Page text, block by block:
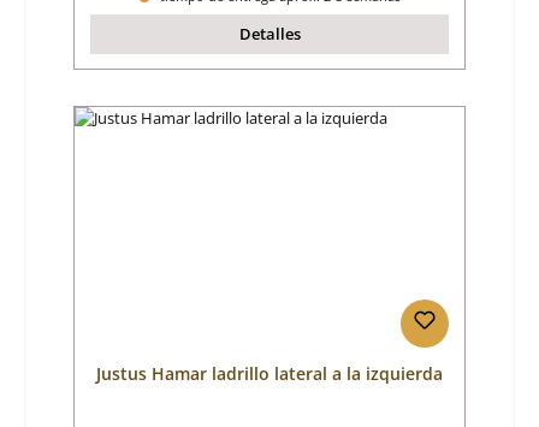
Detalles
Justus Hamar ladrillo lateral a la izquierda